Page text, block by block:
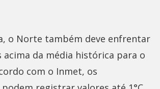
o Norte também deve enfrentar
da média histórica para o
com o Inmet, os